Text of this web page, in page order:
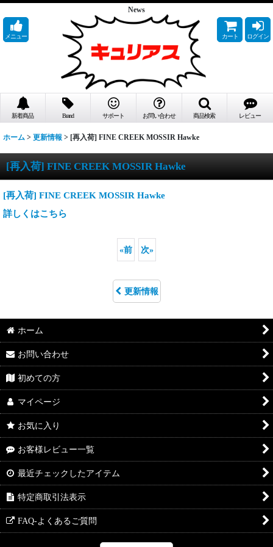
News
メニュー カート ログイン
新着商品 Brand サポート お問い合わせ 商品検索 レビュー
ホーム > 更新情報 > [再入荷] FINE CREEK MOSSIR Hawke
[再入荷] FINE CREEK MOSSIR Hawke
[再入荷] FINE CREEK MOSSIR Hawke
詳しくはこちら
«前 次»
更新情報
ホーム
お問い合わせ
初めての方
マイページ
お気に入り
お客様レビュー一覧
最近チェックしたアイテム
特定商取引法表示
FAQ-よくあるご質問